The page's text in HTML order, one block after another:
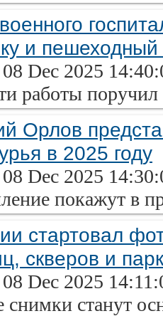
и
Dec 2025
работы поручил
Орлов
в 2025 году
Dec 2025
покажут в
стартовал
скверов и
Dec 2025
станут